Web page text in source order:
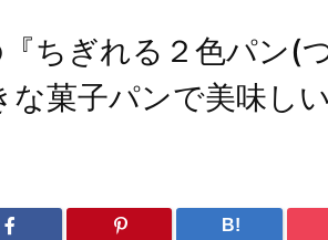
ちぎれる２色パン(
な菓子パンで美味し
B!